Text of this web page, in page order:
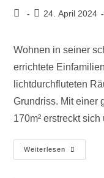
24. April 2024
Wohnen in seiner
errichtete
lichtdurchfluteten
Grundriss. Mit einer
170m² erstreckt
Weiterlesen